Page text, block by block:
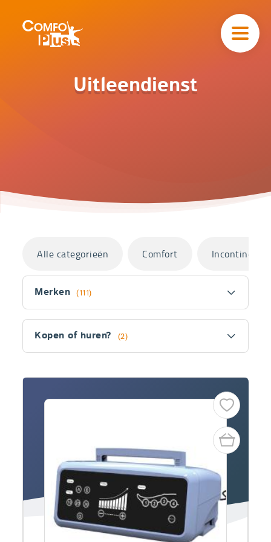
Uitleendienst
navigatieComfoPlus
section
Filter
Merken (111)
Kopen of huren? (2)
Alle categorieën Comfort Incontinentie
Producten